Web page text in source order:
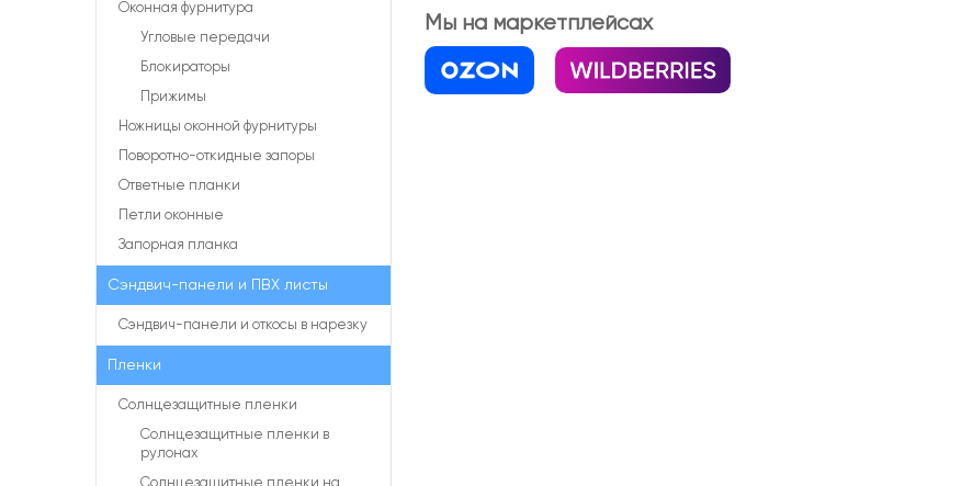
Оконная фурнитура
Угловые передачи
Блокираторы
Прижимы
Ножницы оконной фурнитуры
Поворотно-откидные запоры
Ответные планки
Петли оконные
Запорная планка
Сэндвич-панели и ПВХ листы
Сэндвич-панели и откосы в нарезку
Пленки
Солнцезащитные пленки
Солнцезащитные пленки в
рулонах
Мы на маркетплейсах